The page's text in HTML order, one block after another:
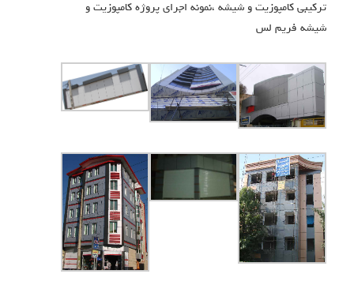
ترکیبی کامپوزیت و شیشه ،نمونه اجرای پروژه کامپوزیت و
شیشه فریم لس